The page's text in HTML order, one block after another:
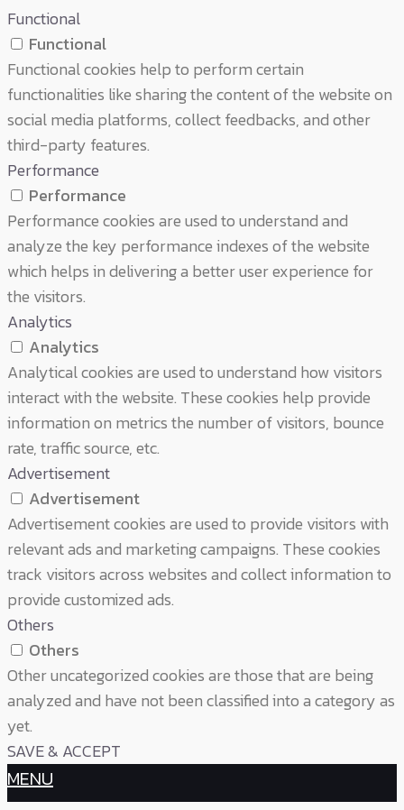
Functional
Functional
Functional cookies help to perform certain
functionalities like sharing the content of the website on
social media platforms, collect feedbacks, and other
third-party features.
Performance
Performance
Performance cookies are used to understand and
analyze the key performance indexes of the website
which helps in delivering a better user experience for
the visitors.
Analytics
Analytics
Analytical cookies are used to understand how visitors
interact with the website. These cookies help provide
information on metrics the number of visitors, bounce
rate, traffic source, etc.
Advertisement
Advertisement
Advertisement cookies are used to provide visitors with
relevant ads and marketing campaigns. These cookies
track visitors across websites and collect information to
provide customized ads.
Others
Others
Other uncategorized cookies are those that are being
analyzed and have not been classified into a category as
yet.
SAVE & ACCEPT
MENU